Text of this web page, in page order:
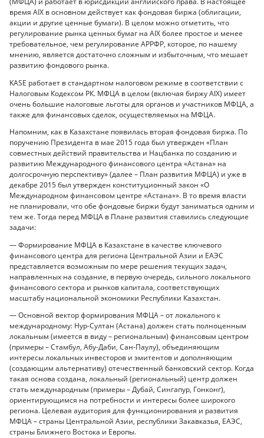
время AIX в основном действует как фондовая биржа (облигации,
акции и другие ценные бумаги). В целом можно отметить, что
регулирование рынка ценных бумаг на AIX более простое и менее
требовательное, чем регулирование АРРФР, которое, по нашему
мнению, является достаточно сложным и избыточным, что мешает
развитию фондового рынка.
KASE работает в стандартном налоговом режиме в соответствии с
Налоговым Кодексом РК. МФЦА в целом (включая биржу AIX) имеет
очень большие налоговые льготы для органов и участников МФЦА, а
также для финансовых сделок, осуществляемых на МФЦА.
Напомним, как в Казахстане появилась вторая фондовая биржа. По
поручению Президента в мае 2015 года был утвержден «План
совместных действий правительства и Нацбанка по созданию и
развитию Международного финансового центра «Астана» на
долгосрочную перспективу» (далее – План развития МФЦА) и уже в
декабре 2015 был утвержден конституционный закон «О
Международном финансовом центре «Астана»». В то время власти
не планировали, что обе фондовые биржи будут заниматься одним и
тем же. Тогда перед МФЦА в Плане развития ставились следующие
задачи:
— Формирование МФЦА в Казахстане в качестве ключевого
финансового центра для региона Центральной Азии и ЕАЭС
представляется возможным по мере решения текущих задач,
направленных на создание, в первую очередь, сильного локального
финансового сектора и рынков капитала, соответствующих
масштабу национальной экономики Республики Казахстан.
— Основной вектор формирования МФЦА – от локального к
международному: Нур-Султан (Астана) должен стать полноценным
локальным (имеется в виду – региональным) финансовым центром
(примеры – Стамбул, Абу-Даби, Сан-Паулу), объединяющим
интересы локальных инвесторов и эмитентов и дополняющим
(создающим альтернативу) отечественный банковский сектор. Когда
такая основа создана, локальный (региональный) центр должен
стать международным (примеры – Дубай, Сингапур, Гонконг),
ориентирующимся на потребности и интересы более широкого
региона. Целевая аудитория для функционирования и развития
МФЦА – страны Центральной Азии, республики Закавказья, ЕАЭС,
страны Ближнего Востока и Европы.